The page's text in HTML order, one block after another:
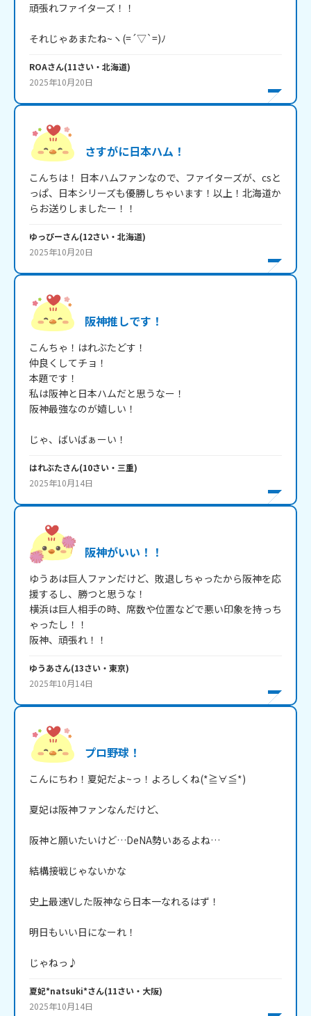
頑張れファイターズ！！
それじゃあまたね~ヽ(=´▽`=)ﾉ
ROAさん(11さい・ 北海道)
2025年10月20日
さすがに日本ハム！
こんちは！ 日本ハムファンなので、ファイターズが、csと
っぱ、日本シリーズも優勝しちゃいます！以上！北海道か
らお送りしましたー！！
ゆっぴーさん(12さい・ 北海道)
2025年10月20日
阪神推しです！
こんちゃ！はれぶたどす！
仲良くしてチョ！
本題です！
私は阪神と日本ハムだと思うなー！
阪神最強なのが嬉しい！
じゃ、ばいばぁーい！
はれぶたさん(10さい・ 三重)
2025年10月14日
阪神がいい！！
ゆうあは巨人ファンだけど、敗退しちゃったから阪神を応
援するし、勝つと思うな！
横浜は巨人相手の時、席数や位置などで悪い印象を持っち
ゃったし！！
阪神、頑張れ！！
ゆうあさん(13さい・ 東京)
2025年10月14日
プロ野球！
こんにちわ！夏妃だよ~っ！よろしくね(*≧∀≦*)
夏妃は阪神ファンなんだけど、
阪神と願いたいけど…DeNA勢いあるよね…
結構接戦じゃないかな
史上最速Vした阪神なら日本一なれるはず！
明日もいい日になーれ！
じゃねっ♪
夏妃*natsuki*さん(11さい・ 大阪)
2025年10月14日